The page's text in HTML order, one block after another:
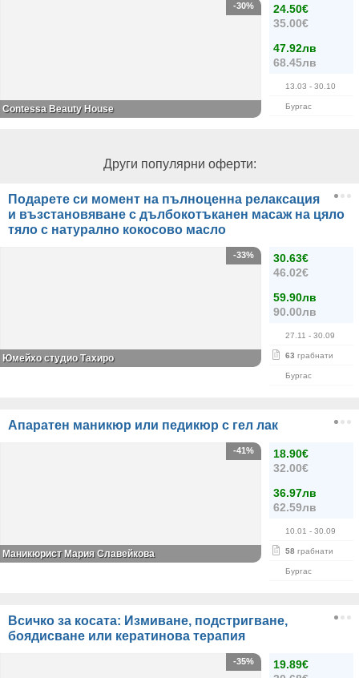
24.50€
35.00€
47.92лв
68.45лв
13.03 - 30.10
Бургас
-30%
Contessa Beauty House
Други популярни оферти:
Подарете си момент на пълноценна релаксация
и възстановяване с дълбокотъканен масаж на цяло
тяло с натурално кокосово масло
30.63€
46.02€
59.90лв
90.00лв
27.11 - 30.09
63 грабнати
Бургас
-33%
Юмейхо студио Тахиро
Апаратен маникюр или педикюр с гел лак
18.90€
32.00€
36.97лв
62.59лв
10.01 - 30.09
58 грабнати
Бургас
-41%
Маникюрист Мария Славейкова
Всичко за косата: Измиване, подстригване,
боядисване или кератинова терапия
19.89€
-35%